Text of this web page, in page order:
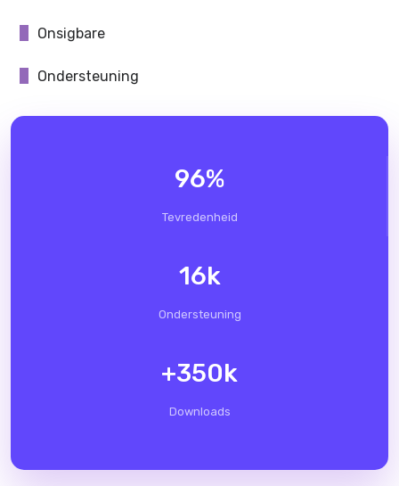
Onsigbare
Ondersteuning
96%
Tevredenheid
16k
Ondersteuning
+350k
Downloads